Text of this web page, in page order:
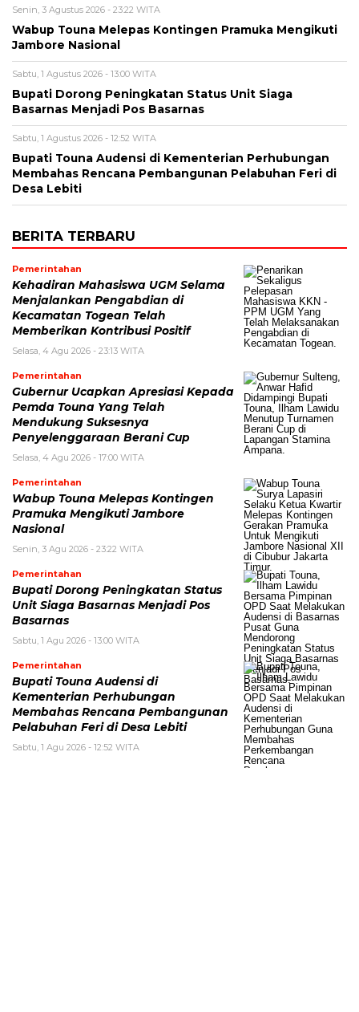
Senin, 3 Agustus 2026 - 23:22 WITA
Wabup Touna Melepas Kontingen Pramuka Mengikuti
Jambore Nasional
Sabtu, 1 Agustus 2026 - 13:00 WITA
Bupati Dorong Peningkatan Status Unit Siaga
Basarnas Menjadi Pos Basarnas
Sabtu, 1 Agustus 2026 - 12:52 WITA
Bupati Touna Audensi di Kementerian Perhubungan
Membahas Rencana Pembangunan Pelabuhan Feri di
Desa Lebiti
BERITA TERBARU
Pemerintahan
Kehadiran Mahasiswa UGM Selama
Menjalankan Pengabdian di
Kecamatan Togean Telah
Memberikan Kontribusi Positif
Selasa, 4 Agu 2026 - 23:13 WITA
Pemerintahan
Gubernur Ucapkan Apresiasi Kepada
Pemda Touna Yang Telah
Mendukung Suksesnya
Penyelenggaraan Berani Cup
Selasa, 4 Agu 2026 - 17:00 WITA
Pemerintahan
Wabup Touna Melepas Kontingen
Pramuka Mengikuti Jambore
Nasional
Senin, 3 Agu 2026 - 23:22 WITA
Pemerintahan
Bupati Dorong Peningkatan Status
Unit Siaga Basarnas Menjadi Pos
Basarnas
Sabtu, 1 Agu 2026 - 13:00 WITA
Pemerintahan
Bupati Touna Audensi di
Kementerian Perhubungan
Membahas Rencana Pembangunan
Pelabuhan Feri di Desa Lebiti
Sabtu, 1 Agu 2026 - 12:52 WITA